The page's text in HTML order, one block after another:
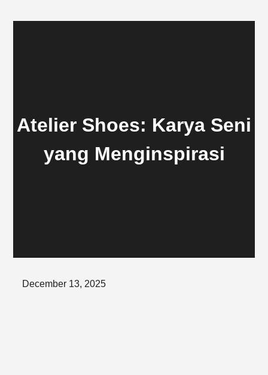
Atelier Shoes: Karya Seni
yang Menginspirasi
Posted
December 13, 2025